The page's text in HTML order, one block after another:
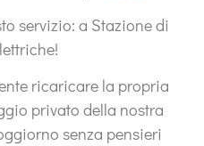
servizio: a Stazione di
ricaricare la propria
privato della nostra
senza pensieri